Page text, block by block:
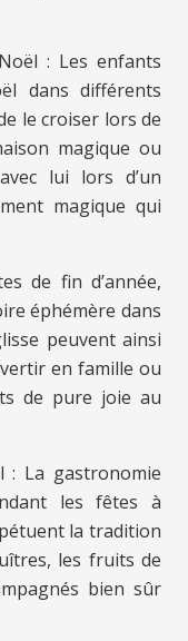
: Les enfants
dans différents
le croiser lors de
magique ou
lui lors d’un
magique qui
de fin d’année,
éphémère dans
peuvent ainsi
en famille ou
de pure joie au
: La gastronomie
les fêtes à
la tradition
les fruits de
bien sûr